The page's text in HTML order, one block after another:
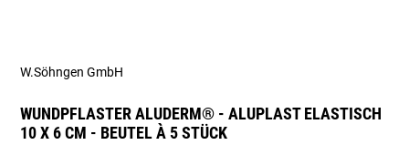
WUNDPFLASTER ALUDERM® - ALUPLAST ELASTISCH
10 X 6 CM - BEUTEL À 5 STÜCK
W.Söhngen GmbH